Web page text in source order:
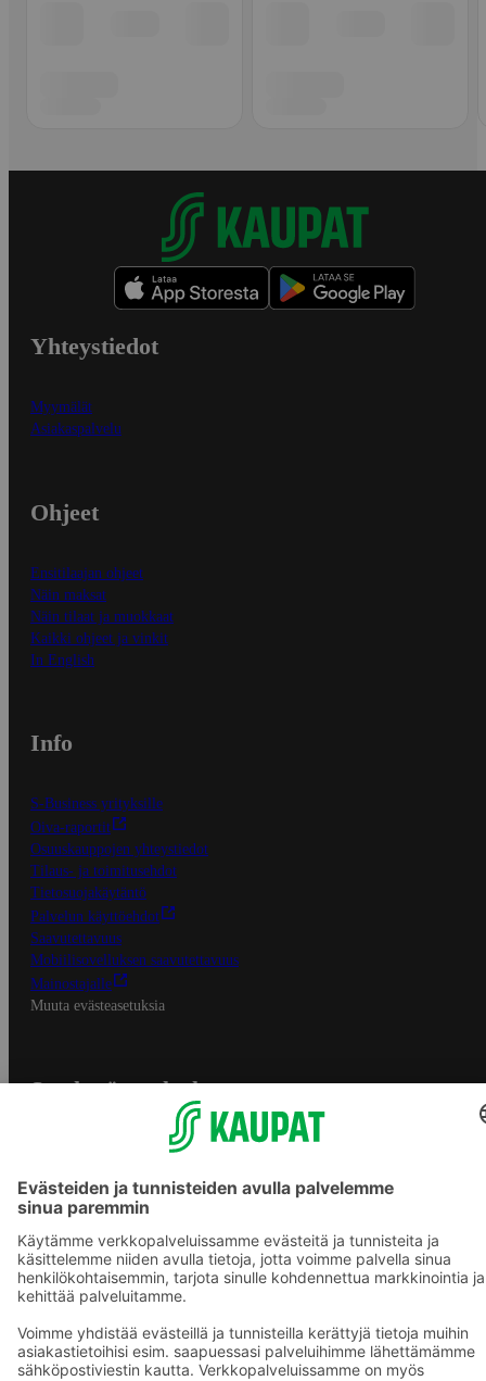
Yhteystiedot
Myymälät
Asiakaspalvelu
Ohjeet
Ensitilaajan ohjeet
Näin maksat
Näin tilaat ja muokkaat
Kaikki ohjeet ja vinkit
In English
Info
S-Business yrityksille
Oiva-raportit
Osuuskauppojen yhteystiedot
Tilaus- ja toimitusehdot
Tietosuojakäytäntö
Palvelun käyttöehdot
Saavutettavuus
Mobiilisovelluksen saavutettavuus
Mainostajalle
Muuta evästeasetuksia
S-ryhmän palvelut
Yhteishyvä Ruoka -sovellus
Prisma.fi
Sokos.fi
S-Pankki
Sokos Hotels
Raflaamo